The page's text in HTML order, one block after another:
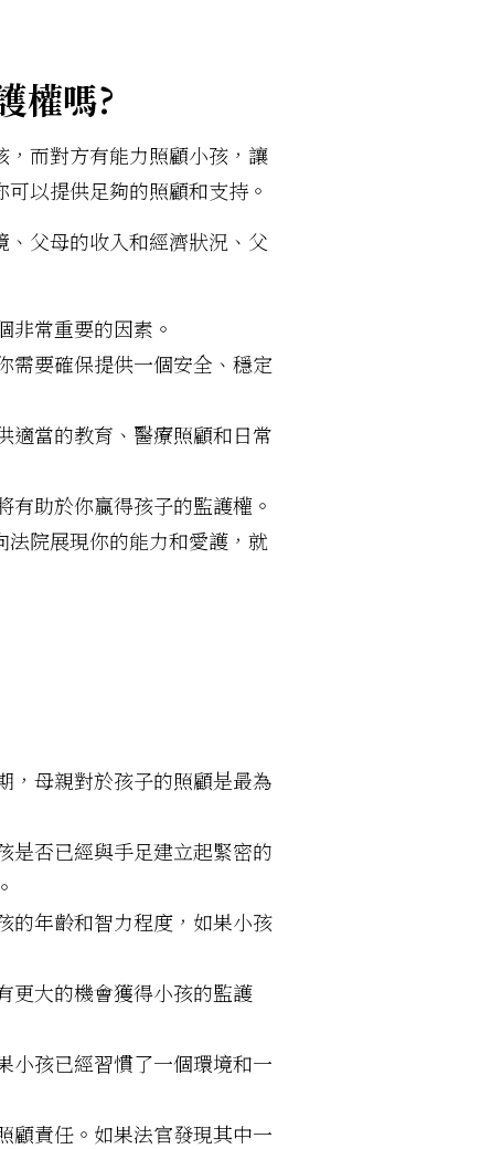
權嗎?
而對方有能力照顧小孩，讓
以提供足夠的照顧和支持。
父母的收入和經濟狀況、父
非常重要的因素。
需要確保提供一個安全、穩定
適當的教育、醫療照顧和日常
助於你贏得孩子的監護權。
院展現你的能力和愛護，就
，母親對於孩子的照顧是最為
是否已經與手足建立起緊密的
的年齡和智力程度，如果小孩
更大的機會獲得小孩的監護
小孩已經習慣了一個環境和一
顧責任。如果法官發現其中一